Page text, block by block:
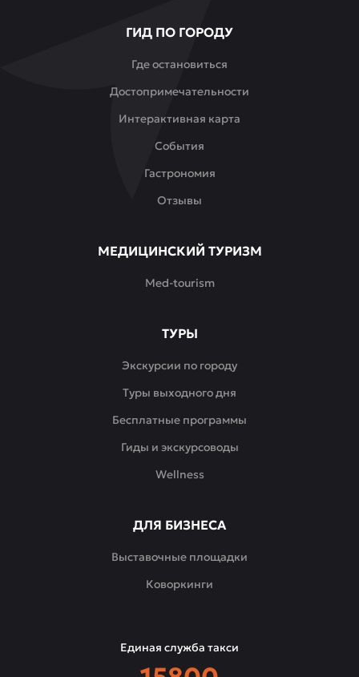
ГИД ПО ГОРОДУ
Где остановиться
Достопримечательности
Интерактивная карта
События
Гастрономия
Отзывы
МЕДИЦИНСКИЙ ТУРИЗМ
Med-tourism
ТУРЫ
Экскурсии по городу
Туры выходного дня
Бесплатные программы
Гиды и экскурсоводы
Wellness
ДЛЯ БИЗНЕСА
Выставочные площадки
Коворкинги
Единая служба такси